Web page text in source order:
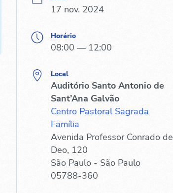
17 nov. 2024
Horário
08:00 — 12:00
Local
Auditório Santo Antonio de
Sant’Ana Galvão
Centro Pastoral Sagrada
Família
Avenida Professor Conrado de
Deo, 120
São Paulo - São Paulo
05788-360